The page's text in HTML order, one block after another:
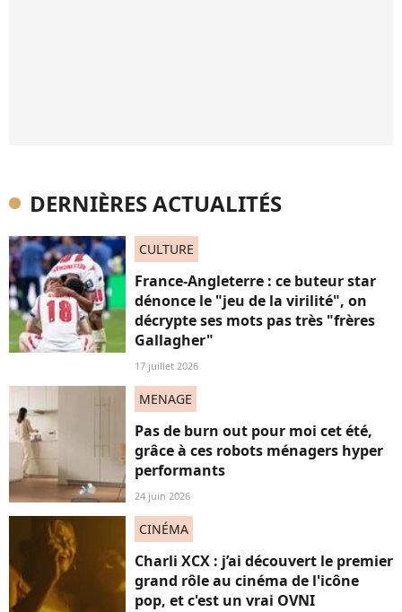
DERNIÈRES ACTUALITÉS
CULTURE
France-Angleterre : ce buteur star
dénonce le "jeu de la virilité", on
décrypte ses mots pas très "frères
Gallagher"
17 juillet 2026
MENAGE
Pas de burn out pour moi cet été,
grâce à ces robots ménagers hyper
performants
24 juin 2026
CINÉMA
Charli XCX : j’ai découvert le premier
grand rôle au cinéma de l'icône
pop, et c'est un vrai OVNI